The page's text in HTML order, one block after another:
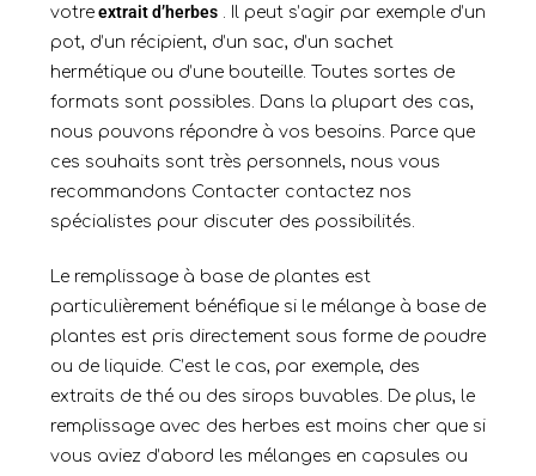
votreextrait d’herbes. Il peut s’agir par exemple d’un
pot, d’un récipient, d’un sac, d’un sachet
hermétique ou d’une bouteille. Toutes sortes de
formats sont possibles. Dans la plupart des cas,
nous pouvons répondre à vos besoins. Parce que
ces souhaits sont très personnels, nous vous
recommandons Contactercontactez nos
spécialistes pour discuter des possibilités.
Le remplissage à base de plantes est
particulièrement bénéfique si le mélange à base de
plantes est pris directement sous forme de poudre
ou de liquide. C’est le cas, par exemple, des
extraits de thé ou des sirops buvables. De plus, le
remplissage avec des herbes est moins cher que si
vous aviez d’abord les mélanges en capsules ou